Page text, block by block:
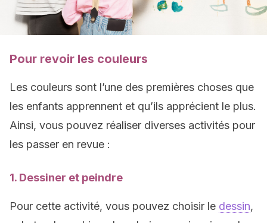
Pour revoir les couleurs
Les couleurs sont l’une des premières choses que
les enfants apprennent et qu’ils apprécient le plus.
Ainsi, vous pouvez réaliser diverses activités pour
les passer en revue :
1. Dessiner et peindre
Pour cette activité, vous pouvez choisir le dessin,